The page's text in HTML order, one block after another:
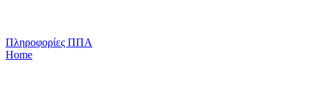
Πληροφορίες ΠΠΑ
Home